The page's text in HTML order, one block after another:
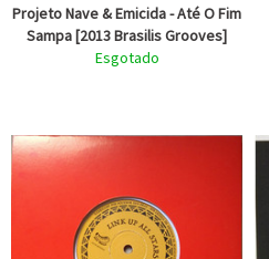
Projeto Nave & Emicida - Até O Fim
Sampa [2013 Brasilis Grooves]
Esgotado